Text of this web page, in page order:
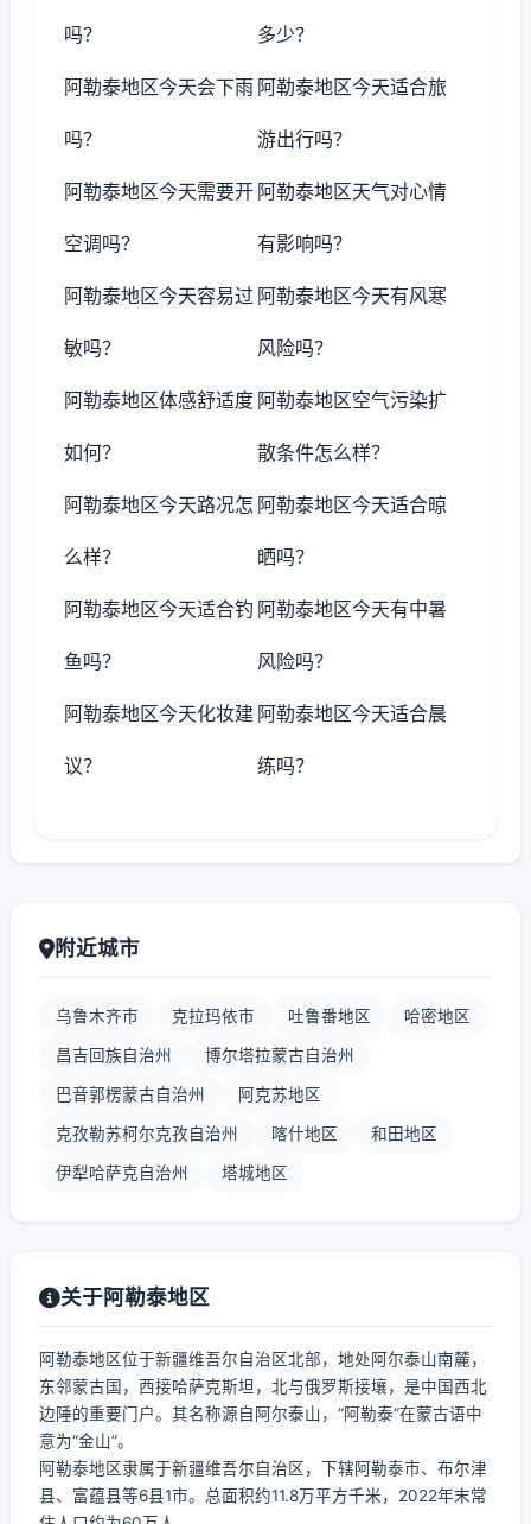
吗？ 多少？
阿勒泰地区今天会下雨
吗？
阿勒泰地区今天适合旅
游出行吗？
阿勒泰地区今天需要开
空调吗？
阿勒泰地区天气对心情
有影响吗？
阿勒泰地区今天容易过
敏吗？
阿勒泰地区今天有风寒
风险吗？
阿勒泰地区体感舒适度
如何？
阿勒泰地区空气污染扩
散条件怎么样？
阿勒泰地区今天路况怎
么样？
阿勒泰地区今天适合晾
晒吗？
阿勒泰地区今天适合钓
鱼吗？
阿勒泰地区今天有中暑
风险吗？
阿勒泰地区今天化妆建
议？
阿勒泰地区今天适合晨
练吗？
附近城市
乌鲁木齐市 克拉玛依市 吐鲁番地区 哈密地区
昌吉回族自治州 博尔塔拉蒙古自治州
巴音郭楞蒙古自治州 阿克苏地区
克孜勒苏柯尔克孜自治州 喀什地区 和田地区
伊犁哈萨克自治州 塔城地区
关于阿勒泰地区
阿勒泰地区位于新疆维吾尔自治区北部，地处阿尔泰山南麓，
东邻蒙古国，西接哈萨克斯坦，北与俄罗斯接壤，是中国西北
边陲的重要门户。其名称源自阿尔泰山，“阿勒泰”在蒙古语中
意为“金山”。
阿勒泰地区隶属于新疆维吾尔自治区，下辖阿勒泰市、布尔津
县、富蕴县等6县1市。总面积约11.8万平方千米，2022年末常